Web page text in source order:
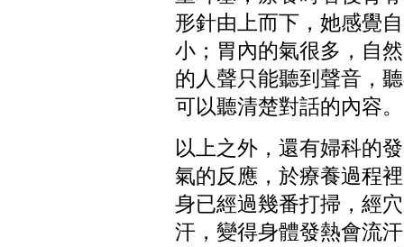
形針由上而下，她感覺
小；胃內的氣很多，自
的人聲只能聽到聲音，
可以聽清楚對話的內容
以上之外，還有婦科的
氣的反應，於療養過程
身已經過幾番打掃，經
汗，變得身體發熱會流